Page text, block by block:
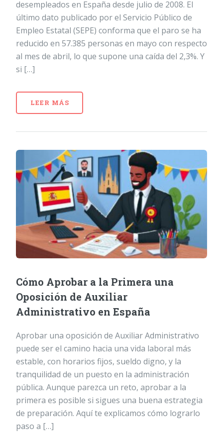
desempleados en España desde julio de 2008. El
último dato publicado por el Servicio Público de
Empleo Estatal (SEPE) conforma que el paro se ha
reducido en 57.385 personas en mayo con respecto
al mes de abril, lo que supone una caída del 2,3%. Y
si […]
LEER MÁS
Cómo Aprobar a la Primera una
Oposición de Auxiliar
Administrativo en España
Aprobar una oposición de Auxiliar Administrativo
puede ser el camino hacia una vida laboral más
estable, con horarios fijos, sueldo digno, y la
tranquilidad de un puesto en la administración
pública. Aunque parezca un reto, aprobar a la
primera es posible si sigues una buena estrategia
de preparación. Aquí te explicamos cómo lograrlo
paso a […]